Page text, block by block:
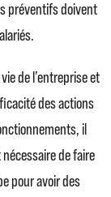
préventifs doivent
de l’entreprise et
des actions
il
de faire
pour avoir des